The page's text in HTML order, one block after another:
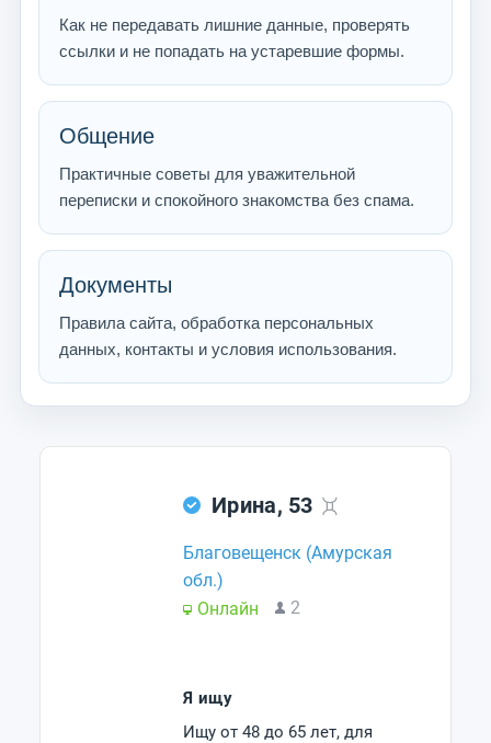
Как не передавать лишние данные, проверять
ссылки и не попадать на устаревшие формы.
Общение
Практичные советы для уважительной
переписки и спокойного знакомства без спама.
Документы
Правила сайта, обработка персональных
данных, контакты и условия использования.
Ирина, 53
Благовещенск (Амурская
обл.)
Онлайн
2
Я ищу
Ищу от 48 до 65 лет, для